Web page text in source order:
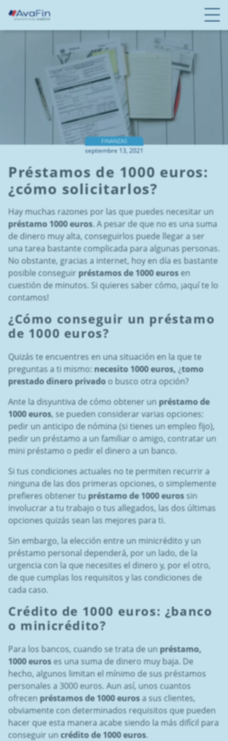
l
FINANZAS
septiembre 13, 2021
Préstamos de 1000 euros:
¿cómo solicitarlos?
Hay muchas razones por las que puedes necesitar un
préstamo 1000 euros. A pesar de que no es una suma
de dinero muy alta, conseguirlos puede llegar a ser
una tarea bastante complicada para algunas personas.
No obstante, gracias a internet, hoy en día es bastante
posible conseguir préstamos de 1000 eurosen
cuestión de minutos. Si quieres saber cómo, ¡aquí te lo
contamos!
¿Cómo conseguir un préstamo
de 1000 euros?
Quizás te encuentres en una situación en la que te
preguntas a ti mismo: necesito 1000 euros, ¿tomo
prestado dinero privadoo busco otra opción?
Ante la disyuntiva de cómo obtener unpréstamo de
1000 euros, se pueden considerar varias opciones:
pedir un anticipo de nómina (si tienes un empleo fijo),
pedir un préstamo a un familiar o amigo, contratar un
mini préstamo o pedir el dinero a un banco.
Si tus condiciones actuales no te permiten recurrir a
ninguna de las dos primeras opciones, o simplemente
prefieres obtener tupréstamo de 1000 eurossin
involucrar a tu trabajo o tus allegados, las dos últimas
opciones quizás sean las mejores para ti.
Sin embargo, la elección entre un minicrédito y un
préstamo personal dependerá, por un lado, de la
urgencia con la que necesites el dinero y, por el otro,
de que cumplas los requisitos y las condiciones de
cada caso.
Crédito de 1000 euros: ¿banco
o minicrédito?
Para los bancos, cuando se trata de unpréstamo,
1000 euroses una suma de dinero muy baja. De
hecho, algunos limitan el mínimo de sus préstamos
personales a 3000 euros. Aun así, unos cuantos
ofrecenpréstamos de 1000 eurosa sus clientes,
obviamente con determinados requisitos que pueden
hacer que esta manera acabe siendo la más difícil para
conseguir uncrédito de 1000 euros.